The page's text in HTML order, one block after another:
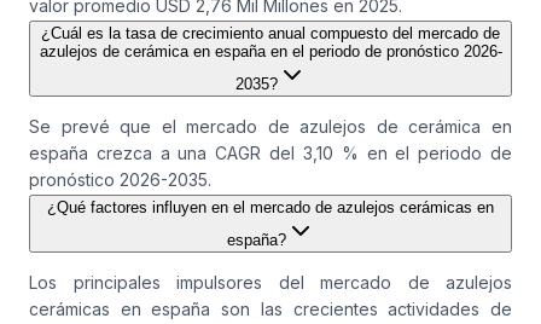
valor promedio USD 2,76 Mil Millones en 2025.
¿Cuál es la tasa de crecimiento anual compuesto del mercado de
azulejos de cerámica en españa en el periodo de pronóstico 2026-
2035?
Se prevé que el mercado de azulejos de cerámica en
españa crezca a una CAGR del 3,10 % en el periodo de
pronóstico 2026-2035.
¿Qué factores influyen en el mercado de azulejos cerámicas en
españa?
Los principales impulsores del mercado de azulejos
cerámicas en españa son las crecientes actividades de